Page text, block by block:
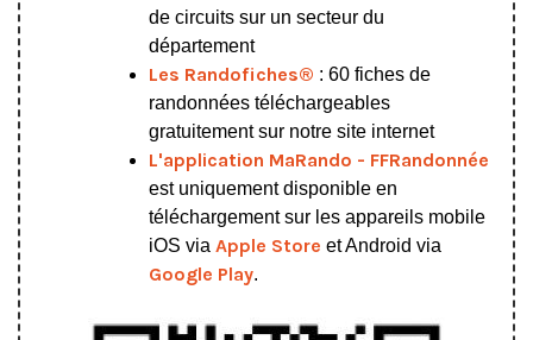
de circuits sur un secteur du
département
Les Randofiches® : 60 fiches de
randonnées téléchargeables
gratuitement sur notre site internet
L'application MaRando - FFRandonnée
est uniquement disponible en
téléchargement sur les appareils mobile
iOS via Apple Store et Android via
Google Play.